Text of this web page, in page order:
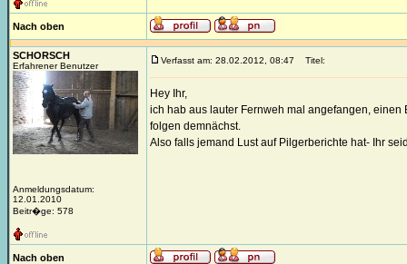
Nach oben
SCHORSCH
Erfahrener Benutzer
Anmeldungsdatum:
12.01.2010
Beitr�ge: 578
Verfasst am: 28.02.2012, 08:47 Titel:
Hey Ihr,
ich hab aus lauter Fernweh mal angefangen,
folgen demnächst.
Also falls jemand Lust auf Pilgerberichte hat- Ihr
Nach oben